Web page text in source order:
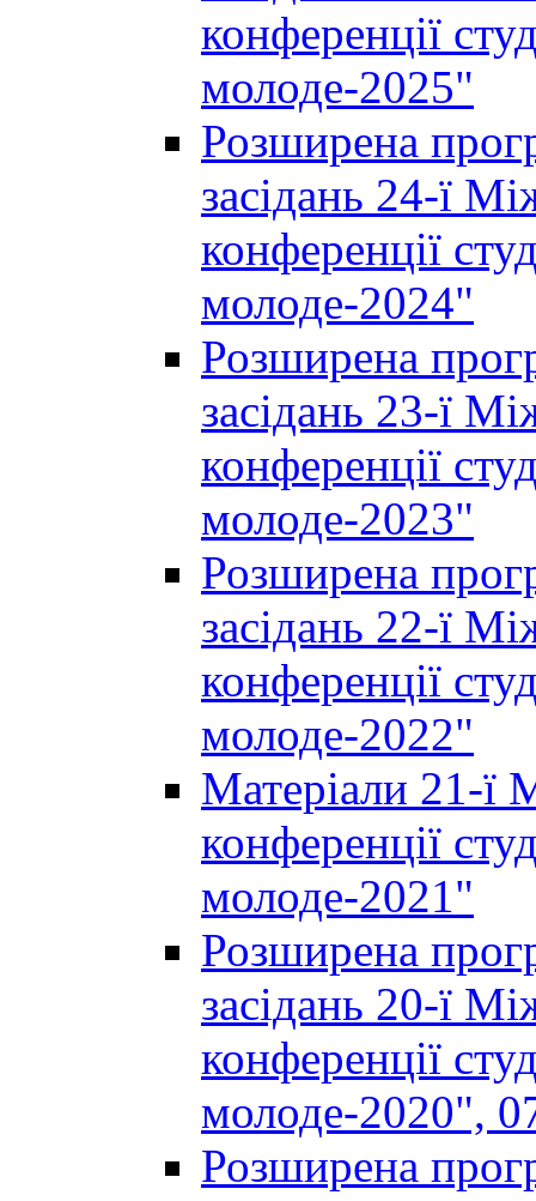
конференції
молоде-2025"
Розширена
засідань 24-ї
конференції
молоде-2024"
Розширена
засідань 23-ї
конференції
молоде-2023"
Розширена
засідань 22-ї
конференції
молоде-2022"
Матеріали 21-ї
конференції
молоде-2021"
Розширена
засідань 20-ї
конференції
молоде-2020",
Розширена